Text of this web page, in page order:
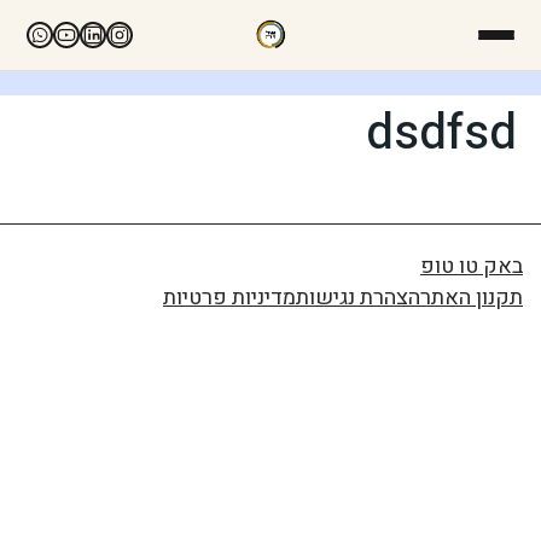
dsdfsd
באק טו טופ
תקנון האתרהצהרת נגישותמדיניות פרטיות